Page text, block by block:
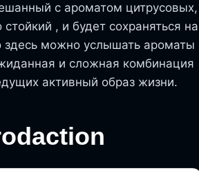
с ароматом цитрусовых,
, и будет сохраняться на
здесь можно услышать ароматы
и сложная комбинация
активный образ жизни.